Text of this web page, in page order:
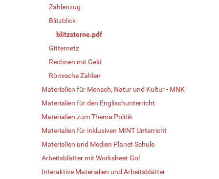
Zahlenzug
Blitzblick
blitzsterne.pdf
Gitternetz
Rechnen mit Geld
Römische Zahlen
Materialien für Mensch, Natur und Kultur - MNK
Materialien für den Englischunterricht
Materialien zum Thema Politik
Materialien für inklusiven MINT Unterricht
Materialien und Medien Planet Schule
Arbeitsblätter mit Worksheet Go!
Interaktive Materialien und Arbeitsblätter